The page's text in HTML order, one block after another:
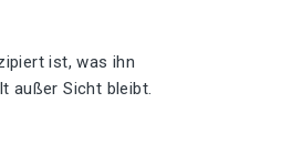
ist, was ihn
außer Sicht bleibt.